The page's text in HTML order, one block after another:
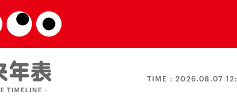
TIME :2026.08.07